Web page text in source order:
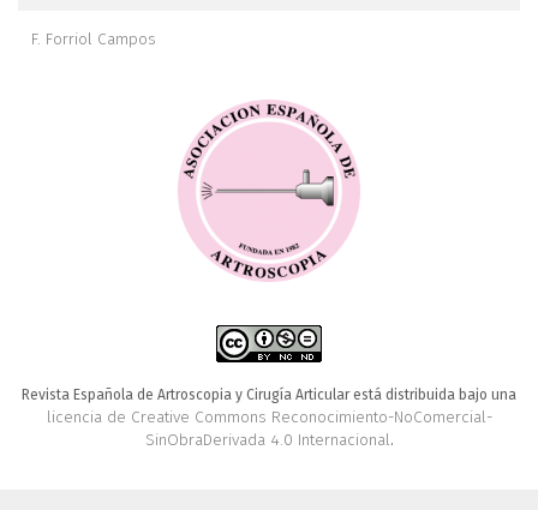
F. Forriol Campos
Revista Española de Artroscopia y Cirugía Articular está distribuida bajo una
licencia de Creative Commons Reconocimiento-NoComercial-
SinObraDerivada 4.0 Internacional.